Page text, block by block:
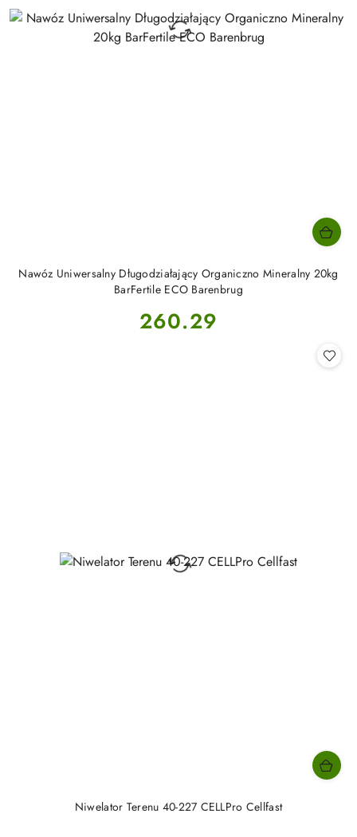
Nawóz Uniwersalny Długodziałający Organiczno Mineralny 20kg
BarFertile ECO Barenbrug
Cena:
260.29
Niwelator Terenu 40-227 CELLPro Cellfast